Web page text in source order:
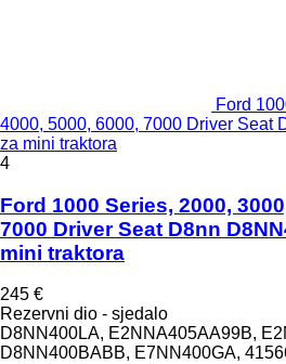
Ford
4000, 5000, 6000, 7000 Driver Seat
za mini traktora
4
Ford 1000 Series, 2000,
7000 Driver Seat D8nn
mini traktora
245 €
Rezervni dio - sjedalo
D8NN400LA, E2NNA405AA99B,
D8NN400BABB, E7NN400GA,